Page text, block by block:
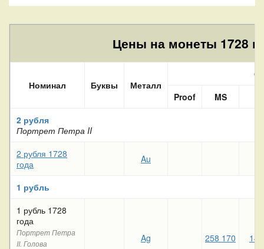
Цены на монеты 1728
Номинал Буквы Металл
Proof
MS
2 рубля
Портрет Петра II
2 рубля 1728
года
Au
1 рубль
1 рубль 1728
года
Портрет Петра
II. Голова
Ag 258 170